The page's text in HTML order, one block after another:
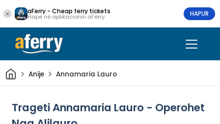
aFerry - Cheap ferry tickets
Hape në aplikacionin aFerry HAPUR
ShtëpiAnije Annamaria Lauro
Trageti Annamaria Lauro - Operohet